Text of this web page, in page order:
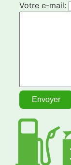
Votre e-mail: